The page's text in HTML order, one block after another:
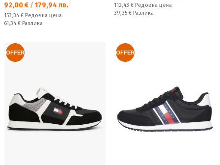
Текуща цена:
92,00 € / 179,94 лв.
Редовна цена:
153,34 € Редовна цена
Спестявате:
61,34 € Разлика
Редовна цена:
112,43 € Редовна цена
Спестявате:
39,35 € Разлика
OFFER OFFER